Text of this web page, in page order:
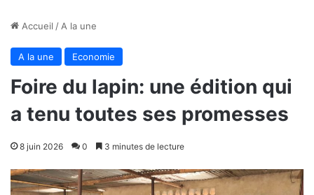
Accueil / A la une
A la une Economie
Foire du lapin: une édition qui
a tenu toutes ses promesses
8 juin 2026 0 3 minutes de lecture